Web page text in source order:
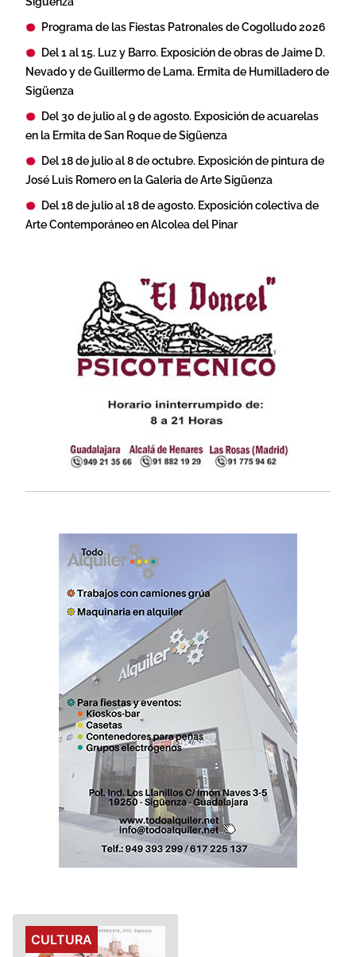
Details
CULTURA
Programa de las Fiestas Patronales de Cogolludo 2026
Del 1 al 15. Luz y Barro. Exposición de obras de Jaime D.
Nevado y de Guillermo de Lama. Ermita de Humilladero de
Sigüenza
Del 30 de julio al 9 de agosto. Exposición de acuarelas
en la Ermita de San Roque de Sigüenza
Del 18 de julio al 8 de octubre. Exposición de pintura de
José Luis Romero en la Galeria de Arte Sigüenza
Del 18 de julio al 18 de agosto. Exposición colectiva de
Arte Contemporáneo en Alcolea del Pinar